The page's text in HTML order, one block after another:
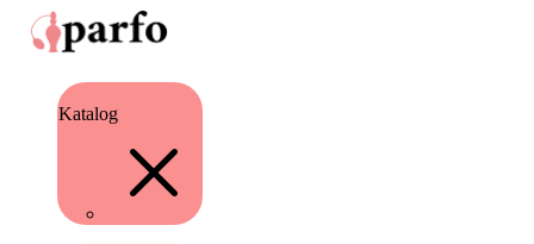
Katalog